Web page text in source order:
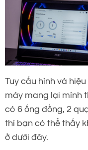
Tuy cấu hình và
máy mang lại mình
có 6 ống đồng, 2
thì bạn có thể thấy
ở dưới đây.